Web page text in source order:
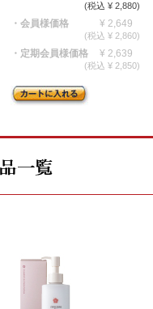
(税込 ¥ 2,880)
・会員様価格 ¥ 2,649
(税込 ¥ 2,860)
・定期会員様価格 ¥ 2,639
(税込 ¥ 2,850)